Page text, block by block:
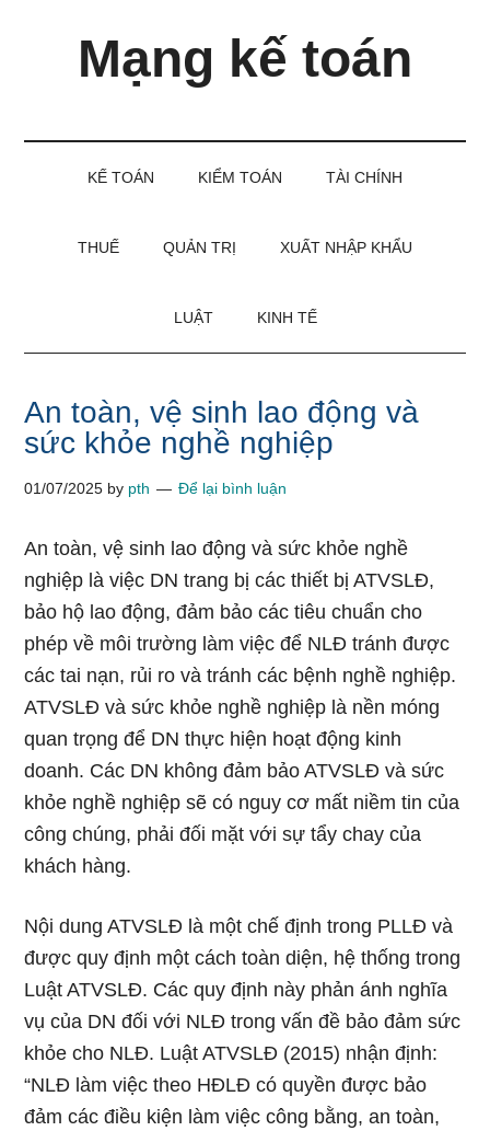
Mạng kế toán
KẾ TOÁN KIỂM TOÁN TÀI CHÍNH
THUẾ QUẢN TRỊ XUẤT NHẬP KHẨU
LUẬT KINH TẾ
An toàn, vệ sinh lao động và
sức khỏe nghề nghiệp
01/07/2025 by pth Để lại bình luận
An toàn, vệ sinh lao động và sức khỏe nghề
nghiệp là việc DN trang bị các thiết bị ATVSLĐ,
bảo hộ lao động, đảm bảo các tiêu chuẩn cho
phép về môi trường làm việc để NLĐ tránh được
các tai nạn, rủi ro và tránh các bệnh nghề nghiệp.
ATVSLĐ và sức khỏe nghề nghiệp là nền móng
quan trọng để DN thực hiện hoạt động kinh
doanh. Các DN không đảm bảo ATVSLĐ và sức
khỏe nghề nghiệp sẽ có nguy cơ mất niềm tin của
công chúng, phải đối mặt với sự tẩy chay của
khách hàng.
Nội dung ATVSLĐ là một chế định trong PLLĐ và
được quy định một cách toàn diện, hệ thống trong
Luật ATVSLĐ. Các quy định này phản ánh nghĩa
vụ của DN đối với NLĐ trong vấn đề bảo đảm sức
khỏe cho NLĐ. Luật ATVSLĐ (2015) nhận định:
“NLĐ làm việc theo HĐLĐ có quyền được bảo
đảm các điều kiện làm việc công bằng, an toàn,